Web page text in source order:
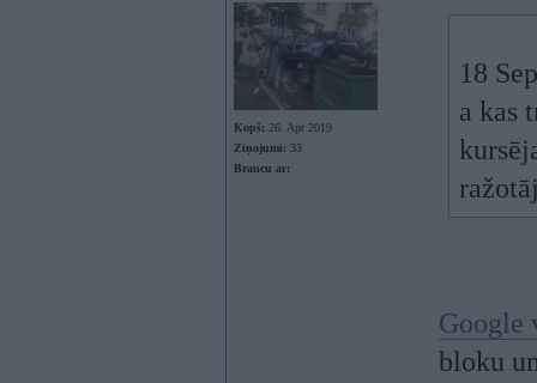
Kopš: 26. Apr 2019
Ziņojumi: 33
Braucu ar:
18
a kas
Google
bloku